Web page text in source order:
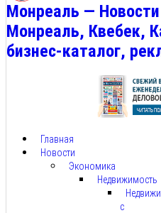
Монреаль —
Монреаль, Квебек,
бизнес-каталог,
Главная
Новости
Экономика
Недвижимость
с